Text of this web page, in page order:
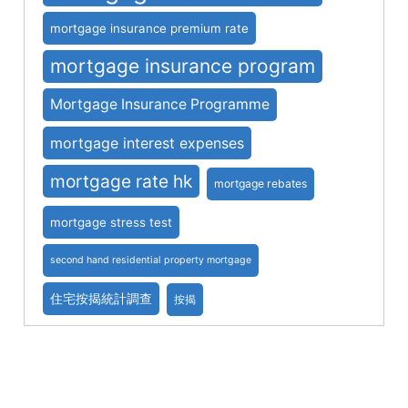
mortgage insurance premium rate
mortgage insurance program
Mortgage Insurance Programme
mortgage interest expenses
mortgage rate hk mortgage rebates
mortgage stress test
second hand residential property mortgage
住宅按揭統計調查 按揭